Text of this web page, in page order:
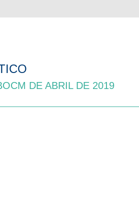
DE ABRIL DE 2019